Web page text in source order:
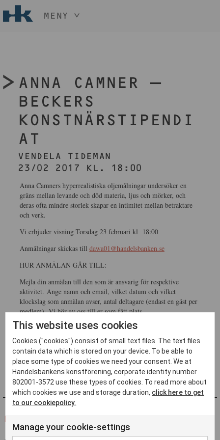
MENY
KONSTHANTVERK & DESIGN
EVENEMANG
MEDLEM
BLI MEDLEM
ANNA CAMNER –
BECKERS
KONSTNÄRSTIPENDI
AT
VENDELA TIDEMAN
23/02 2017 KL. 18:00
Anna Camners hyperrealistiska oljemålningar undersöker en
gräns mellan levande och död materia, ljus och mörker, och
deras ofta mindre storlek skapar en intimitet mellan betraktare
och verk.
Vi erbjuder visning Torsdag 23 februari kl 18:00
Anmälningar skickas till dawa01@handelsbanken.se
HUR ANMÄLAN GÅR TILL:
Mejla din anmälan till den som är ansvarig för respektive
aktivitet. Ange namn och email, vilket datum och vilket
klockslag som anmälan avser, antal deltagare (endast en gäst per
medlem). Vi hör av oss till er som fått plats.
Pris per visning är 100 kr för medlem och 150 för icke
medlem. Betalning för visning kommer att ske via swish,
närmare info får ni i bekräftelse mailet från oss. Anmälan är
FLER FRÅN ''
This website uses cookies
Cookies ("cookies") consist of small text files. The text files
contain data which is stored on your device. To be able to
place some type of cookies we need your consent. We at
Handelsbankens konstförening, corporate identity number
802001-3572 use these types of cookies. To read more about
which cookies we use and storage duration, click here to get
to our cookiepolicy.
Manage your cookie-settings